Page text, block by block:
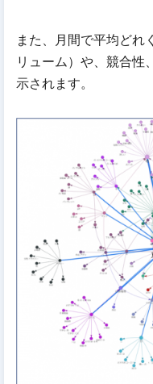
また、月間で平均どれ
リューム）や、競合性
示されます。